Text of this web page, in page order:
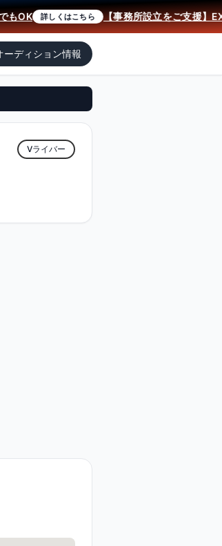
詳しくはこちら 【事務所設立をご支援】
ーディション情報
Vライバー